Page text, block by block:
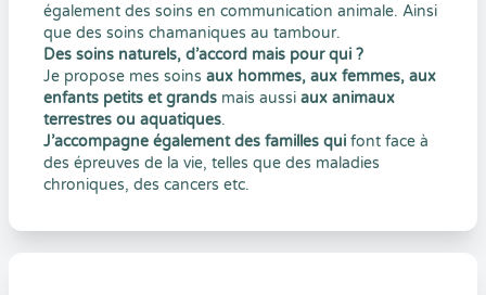
également des soins en communication animale. Ainsi
que des soins chamaniques au tambour.
Des soins naturels, d’accord mais pour qui ?
Je propose mes soins aux hommes, aux femmes, aux
enfants petits et grands mais aussi aux animaux
terrestres ou aquatiques.
J’accompagne également des familles qui font face à
des épreuves de la vie, telles que des maladies
chroniques, des cancers etc.